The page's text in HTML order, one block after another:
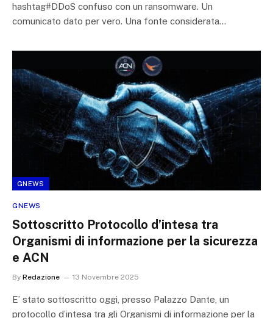
hashtag#DDoS confuso con un ransomware. Un
comunicato dato per vero. Una fonte considerata…
GNEWS
GNEWS
Sottoscritto Protocollo d’intesa tra
Organismi di informazione per la sicurezza
e ACN
By Redazione 13 Novembre 2025
E’ stato sottoscritto oggi, presso Palazzo Dante, un
protocollo d’intesa tra gli Organismi di informazione per la